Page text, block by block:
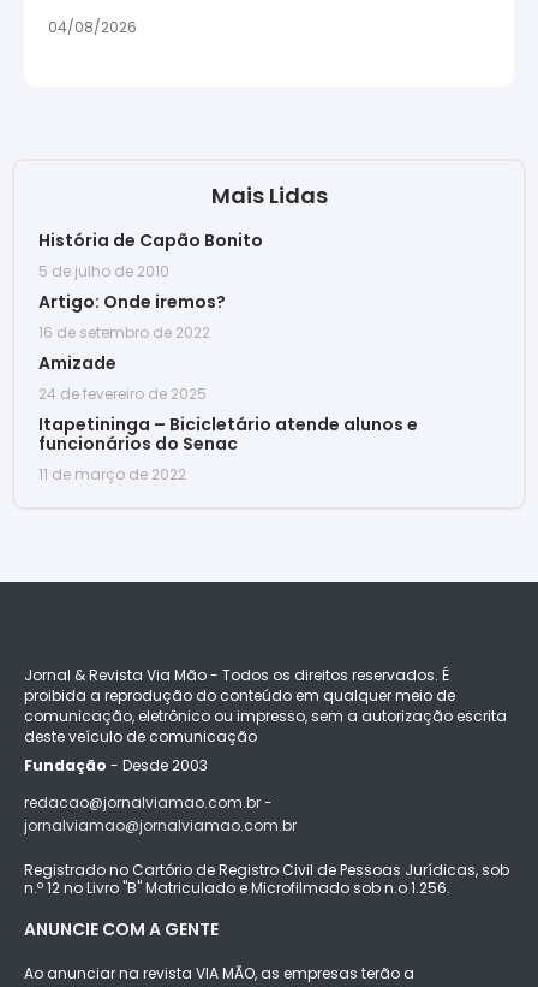
04/08/2026
Mais Lidas
História de Capão Bonito
5 de julho de 2010
Artigo: Onde iremos?
16 de setembro de 2022
Amizade
24 de fevereiro de 2025
Itapetininga – Bicicletário atende alunos e
funcionários do Senac
11 de março de 2022
Jornal & Revista Via Mão - Todos os direitos reservados. É
proibida a reprodução do conteúdo em qualquer meio de
comunicação, eletrônico ou impresso, sem a autorização escrita
deste veículo de comunicação
Fundação - Desde 2003
redacao@jornalviamao.com.br -
jornalviamao@jornalviamao.com.br
Registrado no Cartório de Registro Civil de Pessoas Jurídicas, sob
n.º 12 no Livro "B" Matriculado e Microfilmado sob n.o 1.256.
ANUNCIE COM A GENTE
Ao anunciar na revista VIA MÃO, as empresas terão a